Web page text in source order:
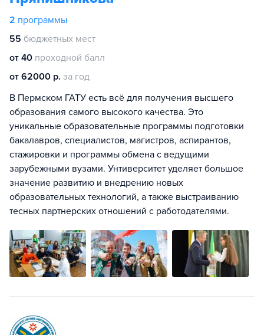
2 программы
55 бюджетных мест
от 40 проходной балл
от 62000 р. за год
В Пермском ГАТУ есть всё для получения высшего
образования самого высокого качества. Это
уникальные образовательные программы подготовки
бакалавров, специалистов, магистров, аспирантов,
стажировки и программы обмена с ведущими
зарубежными вузами. Унтиверситет уделяет большое
значение развитию и внедрению новых
образовательных технологий, а также выстраиванию
тесных партнерских отношений с работодателями.